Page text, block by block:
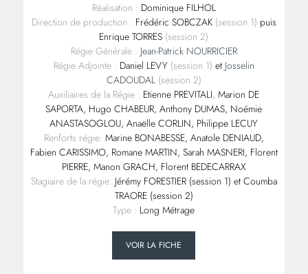
Réalisation : Dominique FILHOL
Direction de production : Frédéric SOBCZAK (session 1) puis
Enrique TORRES (session 2)
Régie Générale : Jean-Patrick NOURRICIER
Régie Adjointe : Daniel LEVY (session 1) et Josselin
CADOUDAL (session 2)
Auxiliaires de la Régie : Etienne PREVITALI,Marion DE
SAPORTA, Hugo CHABEUR, Anthony DUMAS, Noémie
ANASTASOGLOU, Anaëlle CORLIN, Philippe LECUY
Renforts régie: Marine BONABESSE, Anatole DENIAUD,
Fabien CARISSIMO, Romane MARTIN, Sarah MASNERI, Florent
PIERRE, Manon GRACH, Florent BEDECARRAX
Stagiaire de la régie: Jérémy FORESTIER (session 1) et Coumba
TRAORE (session 2)
Type : Long Métrage
VOIR LA FICHE